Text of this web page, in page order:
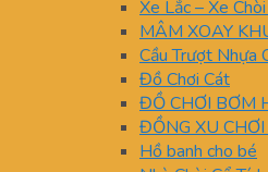
Xe Lắc – Xe
MÂM XOAY
Cầu Trượt Nhựa
Đồ Chơi Cát
ĐỒ CHƠI BƠM
ĐỒNG XU
Hồ banh cho bé